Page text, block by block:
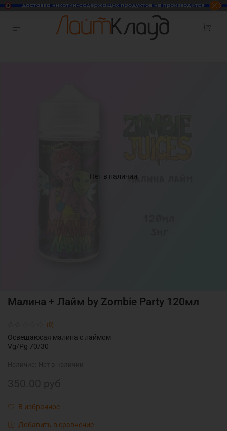
Нет в наличии
(0)
Малина + Лайм by Zombie Party 120мл
В избранное
Добавить в сравнение
Освещаюсая малина с лаймом
Vg/Pg 70/30